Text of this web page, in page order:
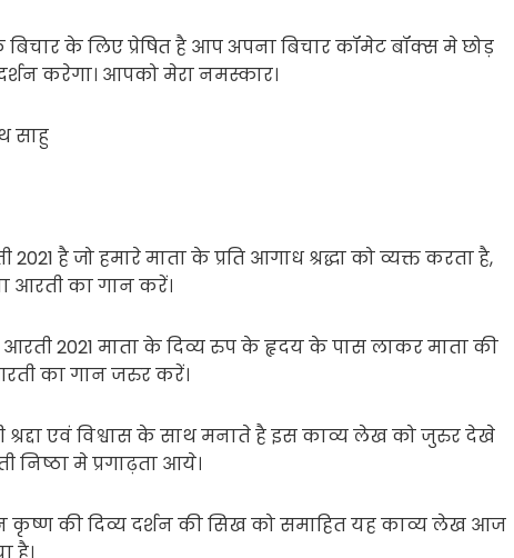
के लिए प्रेषित है आप अपना बिचार कॉमेट बॉक्स मे छोड़
करेगा। आपको मेरा नमस्कार।
साहु
है जो हमारे माता के प्रति आगाध श्रद्धा को व्यक्त करता है,
आरती का गान करें।
2021 माता के दिव्य रुप के हृदय के पास लाकर माता की
का गान जरुर करें।
श्रद्दा एवं विश्वास के साथ मनाते है इस काव्य लेख को जुरुर देखे
निष्ठा मे प्रगाढ़ता आये।
कृष्ण की दिव्य दर्शन की सिख को समाहित यह काव्य लेख आज